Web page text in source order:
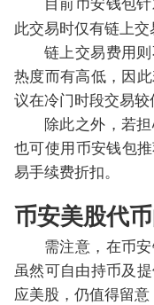
此交易时仅有链上交
链上交易费用
热度而有高低，因
议在冷门时段交易较
除此之外，若
也可使用币安钱包
易手续费折扣。
币安美股代
需注意，在币
虽然可自由持币及
应美股，仍值得留意